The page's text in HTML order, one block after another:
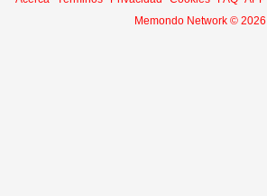
Memondo Network © 2026